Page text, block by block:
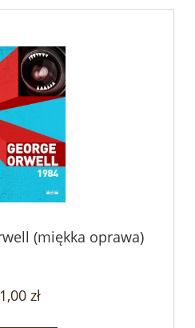
(miękka oprawa)
zł